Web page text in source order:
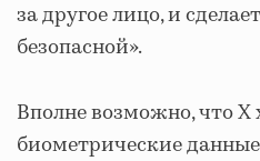
за другое лицо, и
безопасной».
Вполне возможно, что X
биометрические